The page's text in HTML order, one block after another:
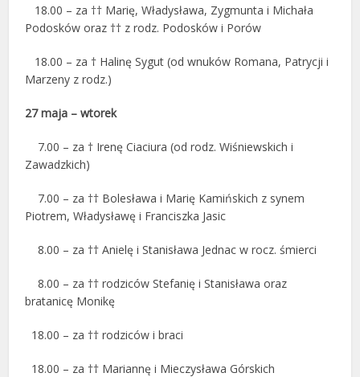
18.00 – za †† Marię, Władysława, Zygmunta i Michała
Podosków oraz †† z rodz. Podosków i Porów
18.00 – za † Halinę Sygut (od wnuków Romana, Patrycji i
Marzeny z rodz.)
27 maja – wtorek
7.00 – za † Irenę Ciaciura (od rodz. Wiśniewskich i
Zawadzkich)
7.00 – za †† Bolesława i Marię Kamińskich z synem
Piotrem, Władysławę i Franciszka Jasic
8.00 – za †† Anielę i Stanisława Jednac w rocz. śmierci
8.00 – za †† rodziców Stefanię i Stanisława oraz
bratanicę Monikę
18.00 – za †† rodziców i braci
18.00 – za †† Mariannę i Mieczysława Górskich